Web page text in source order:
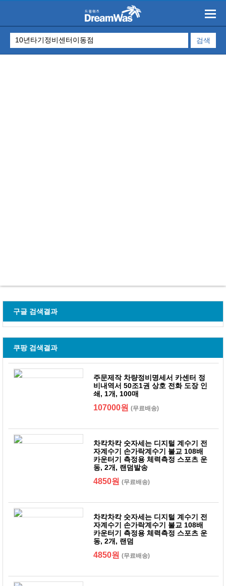
구글 검색결과
쿠팡 검색결과
주문제작 차량정비명세서 카센터 정
비내역서 50조1권 상호 전화 도장 인
쇄, 1개, 100매
107000원(무료배송)
차칵차칵 숫자세는 디지털 계수기 전
자계수기 손가락계수기 불교 108배
카운터기 측정용 체력측정 스포츠 운
동, 2개, 랜덤발송
4850원(무료배송)
차칵차칵 숫자세는 디지털 계수기 전
자계수기 손가락계수기 불교 108배
카운터기 측정용 체력측정 스포츠 운
동, 2개, 랜덤
4850원(무료배송)